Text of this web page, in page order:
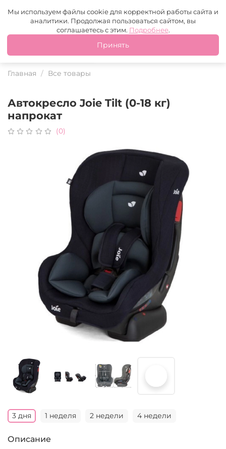
Москва +7 (499) 110-97-95 MAX Tg
Это ваш город?
Главная Все товары
Автокресло Joie Tilt (0-18 кг)
напрокат
(0)
3 дня 1 неделя 2 недели 4 недели
Описание
Мы используем файлы cookie для корректной работы сайта и
аналитики. Продолжая пользоваться сайтом, вы
соглашаетесь с этим. Подробнее.
Принять